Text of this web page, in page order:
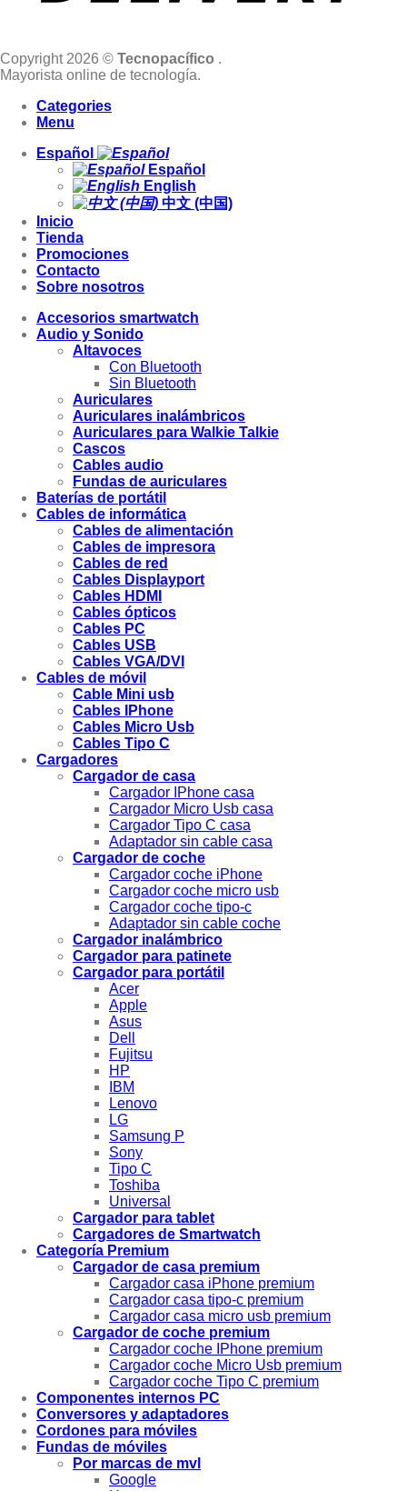
Copyright 2026 © Tecnopacífico .
Mayorista online de tecnología.
Categories
Menu
Español
Español
English
中文 (中国)
Inicio
Tienda
Promociones
Contacto
Sobre nosotros
Accesorios smartwatch
Audio y Sonido
Altavoces
Con Bluetooth
Sin Bluetooth
Auriculares
Auriculares inalámbricos
Auriculares para Walkie Talkie
Cascos
Cables audio
Fundas de auriculares
Baterías de portátil
Cables de informática
Cables de alimentación
Cables de impresora
Cables de red
Cables Displayport
Cables HDMI
Cables ópticos
Cables PC
Cables USB
Cables VGA/DVI
Cables de móvil
Cable Mini usb
Cables IPhone
Cables Micro Usb
Cables Tipo C
Cargadores
Cargador de casa
Cargador IPhone casa
Cargador Micro Usb casa
Cargador Tipo C casa
Adaptador sin cable casa
Cargador de coche
Cargador coche iPhone
Cargador coche micro usb
Cargador coche tipo-c
Adaptador sin cable coche
Cargador inalámbrico
Cargador para patinete
Cargador para portátil
Acer
Apple
Asus
Dell
Fujitsu
HP
IBM
Lenovo
LG
Samsung P
Sony
Tipo C
Toshiba
Universal
Cargador para tablet
Cargadores de Smartwatch
Categoría Premium
Cargador de casa premium
Cargador casa iPhone premium
Cargador casa tipo-c premium
Cargador casa micro usb premium
Cargador de coche premium
Cargador coche IPhone premium
Cargador coche Micro Usb premium
Cargador coche Tipo C premium
Componentes internos PC
Conversores y adaptadores
Cordones para móviles
Fundas de móviles
Por marcas de mvl
Google